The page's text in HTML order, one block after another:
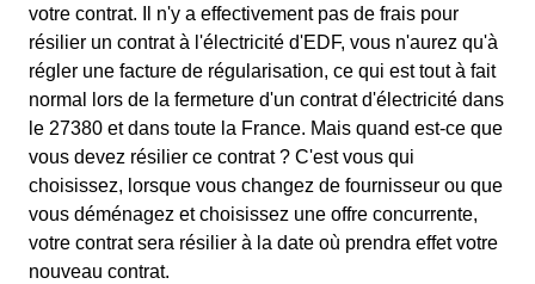
votre contrat. Il n'y a effectivement pas de frais pour
résilier un contrat à l'électricité d'EDF, vous n'aurez qu'à
régler une facture de régularisation, ce qui est tout à fait
normal lors de la fermeture d'un contrat d'électricité dans
le 27380 et dans toute la France. Mais quand est-ce que
vous devez résilier ce contrat ? C'est vous qui
choisissez, lorsque vous changez de fournisseur ou que
vous déménagez et choisissez une offre concurrente,
votre contrat sera résilier à la date où prendra effet votre
nouveau contrat.